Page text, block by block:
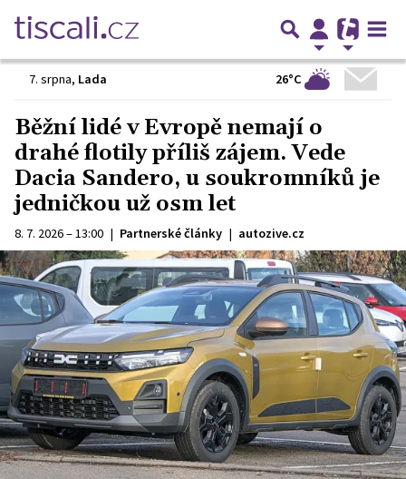
7. srpna, Lada 26°C
Běžní lidé v Evropě nemají o
drahé flotily příliš zájem. Vede
Dacia Sandero, u soukromníků je
jedničkou už osm let
8. 7. 2026 – 13:00 | Partnerské články | autozive.cz